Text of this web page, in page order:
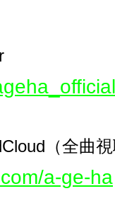
（全曲
a-ge-ha